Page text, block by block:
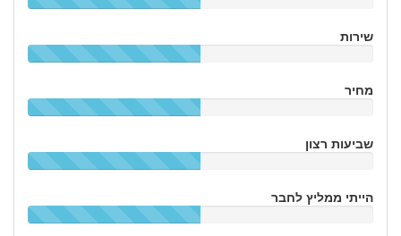
שירות
מחיר
שביעות רצון
הייתי ממליץ לחבר